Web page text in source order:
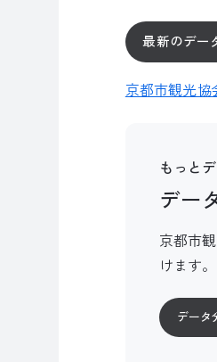
最新のデー
京都市観光協
もっと
デー
京都市
けます。
データ